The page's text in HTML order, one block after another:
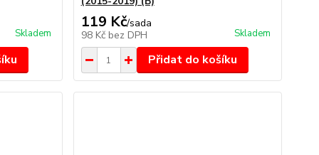
Skladem
119 Kč/sada
98 Kč bez DPH Skladem
Přidat do košíku